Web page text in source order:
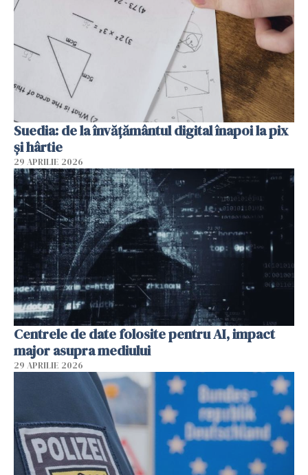
Suedia: de la învățământul digital înapoi la pix
și hârtie
29 APRILIE 2026
Centrele de date folosite pentru AI, impact
major asupra mediului
29 APRILIE 2026